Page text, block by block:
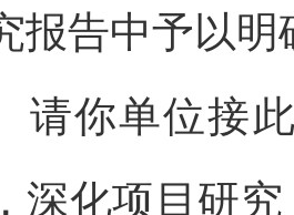
报告中予以明
请你单位接
深化项目研